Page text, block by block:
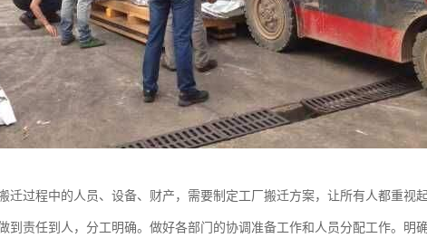
迁过程中的人员、设备、财产，需要制定工厂搬迁方案，让所有人都重视起
到责任到人，分工明确。做好各部门的协调准备工作和人员分配工作。明